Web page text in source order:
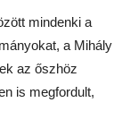
mindenki a
a Mihály
az őszhöz
is megfordult,